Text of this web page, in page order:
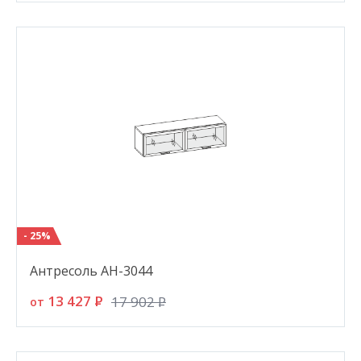
- 25%
Антресоль АН-3044
от 13 427 P 17 902P